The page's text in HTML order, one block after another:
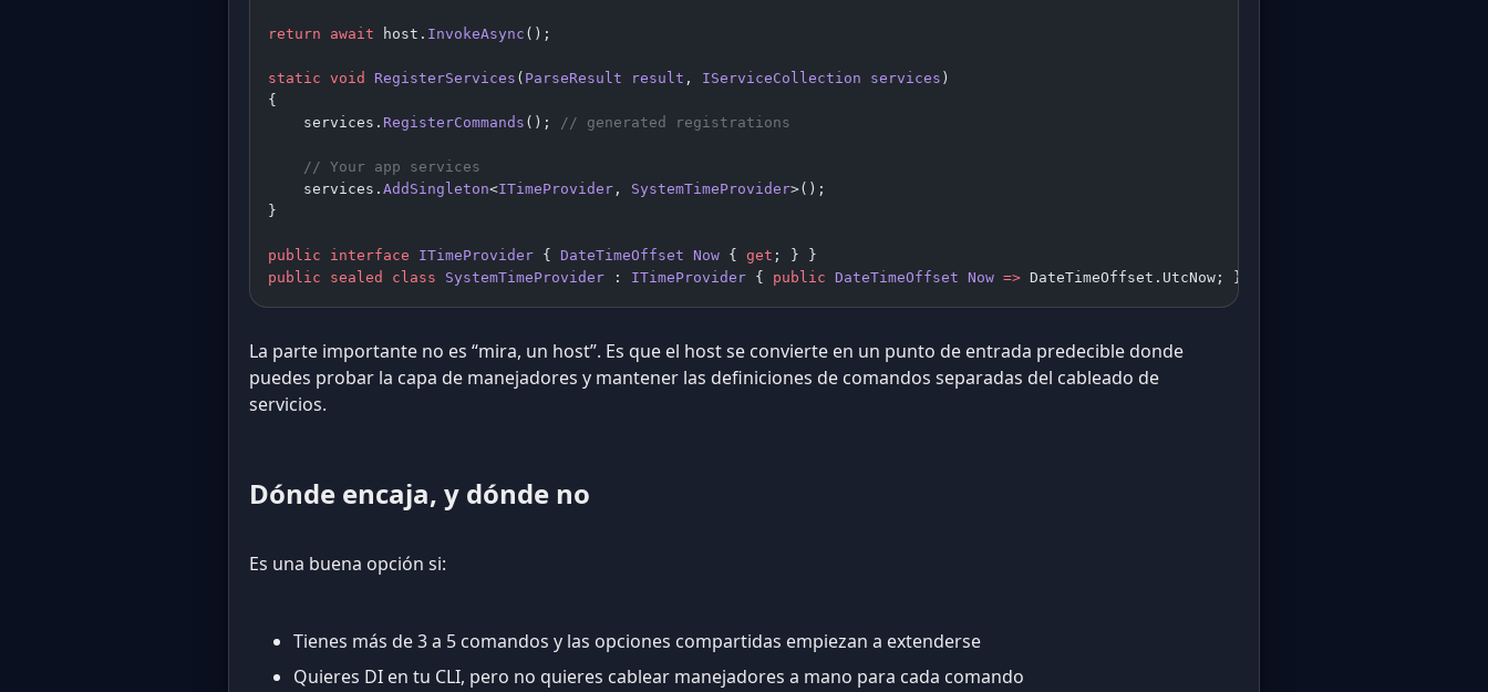
return await host. InvokeAsync ();
static void RegisterServices ( ParseResult result , IServiceCollection services )
{
    services.
RegisterCommands (); // generated registrations
    // Your app services
    services.
AddSingleton<ITimeProvider , SystemTimeProvider>();
}
public interface ITimeProvider { DateTimeOffset Now { get ; } }
public sealed class SystemTimeProvider : ITimeProvider { public DateTimeOffset Now => DateTimeOffset.UtcNow; }
La parte importante no es “mira, un host”. Es que el host se convierte en un punto de entrada predecible donde
puedes probar la capa de manejadores y mantener las definiciones de comandos separadas del cableado de
servicios.
Dónde encaja, y dónde no
Es una buena opción si:
Tienes más de 3 a 5 comandos y las opciones compartidas empiezan a extenderse
Quieres DI en tu CLI, pero no quieres cablear manejadores a mano para cada comando